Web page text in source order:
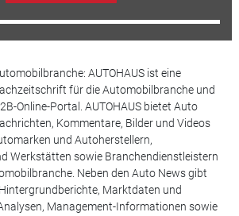
AUTOHAUS ist eine
für die Automobilbranche und
Online-Portal. AUTOHAUS bietet Auto
Kommentare, Bilder und Videos
und Autoherstellern,
Werkstätten sowie Branchendienstleistern
Neben den Auto News gibt
Marktdaten und
Management-Informationen sowie